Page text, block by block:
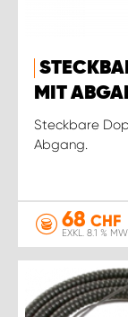
MIT
Steckbare
Abgang.
68 CHF
EXKL. 8.1 %